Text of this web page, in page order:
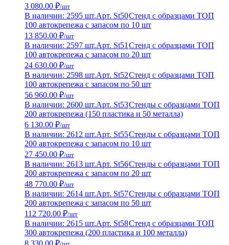
3 080.00 ₽/шт
В наличии: 2595 шт.Арт. St50Стенд с образцами ТОП
100 автокрепежа с запасом по 10 шт
13 850.00 ₽/шт
В наличии: 2597 шт.Арт. St51 Стенд с образцами ТОП
100 автокрепежа с запасом по 20 шт
24 630.00 ₽/шт
В наличии: 2598 шт.Арт. St52Стенд с образцами ТОП
100 автокрепежа с запасом по 50 шт
56 960.00 ₽/шт
В наличии: 2600 шт.Арт. St53Стенды с образцами ТОП
200 автокрепежа (150 пластика и 50 металла)
6 130.00 ₽/шт
В наличии: 2612 шт.Арт. St55Стенды с образцами ТОП
200 автокрепежа с запасом по 10 шт
27 450.00 ₽/шт
В наличии: 2613 шт.Арт. St56Стенды с образцами ТОП
200 автокрепежа с запасом по 20 шт
48 770.00 ₽/шт
В наличии: 2614 шт.Арт. St57Стенды с образцами ТОП
200 автокрепежа с запасом по 50 шт
112 720.00 ₽/шт
В наличии: 2615 шт.Арт. St58Стенд с образцами ТОП
300 автокрепежа (200 пластика и 100 металла)
8 330.00 ₽